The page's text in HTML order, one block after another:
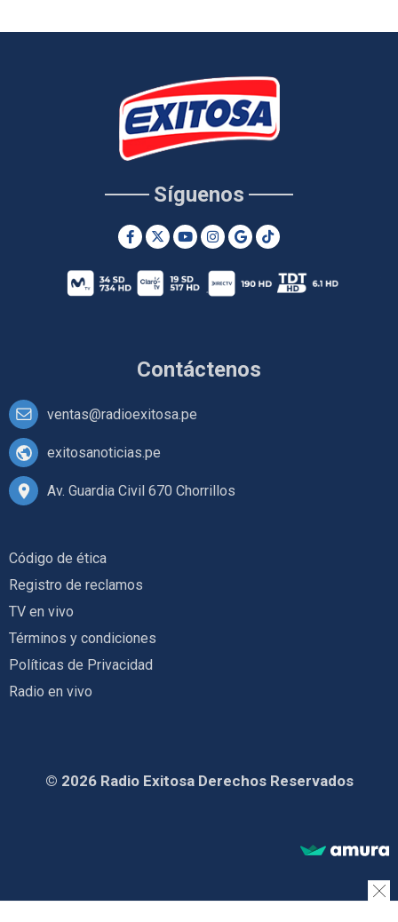
Contáctenos
ventas@radioexitosa.pe
exitosanoticias.pe
Av. Guardia Civil 670 Chorrillos
Síguenos
Código de ética
Registro de reclamos
TV en vivo
Términos y condiciones
Políticas de Privacidad
Radio en vivo
© 2026 Radio Exitosa Derechos Reservados